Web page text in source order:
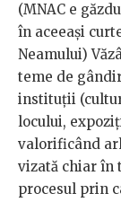
(MNAC e
în aceeași
Neamului)
teme de
instituții
locului,
valorificând
vizată chiar în
procesul prin